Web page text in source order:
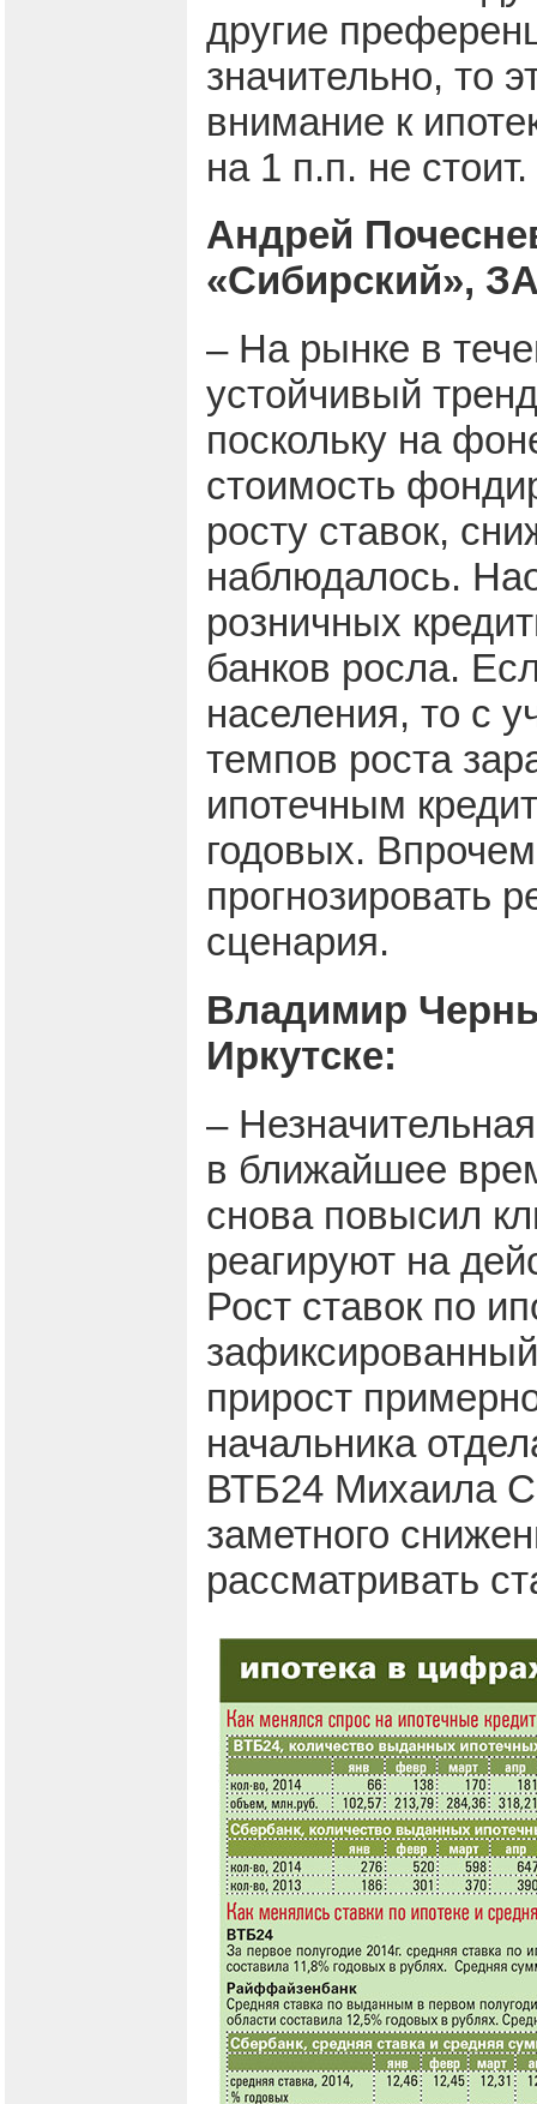
другие
значительно, то
внимание к
на 1 п.п. не стоит.
Андрей
«Сибирский»,
– На рынке в
устойчивый
поскольку на
стоимость
росту ставок,
наблюдалось.
розничных
банков росла.
населения, то с
темпов роста
ипотечным
годовых.
прогнозировать
сценария.
Владимир
Иркутске:
–
в ближайшее
снова повысил
реагируют на
Рост ставок по
прирост
начальника
ВТБ24 Михаила
заметного
рассматривать